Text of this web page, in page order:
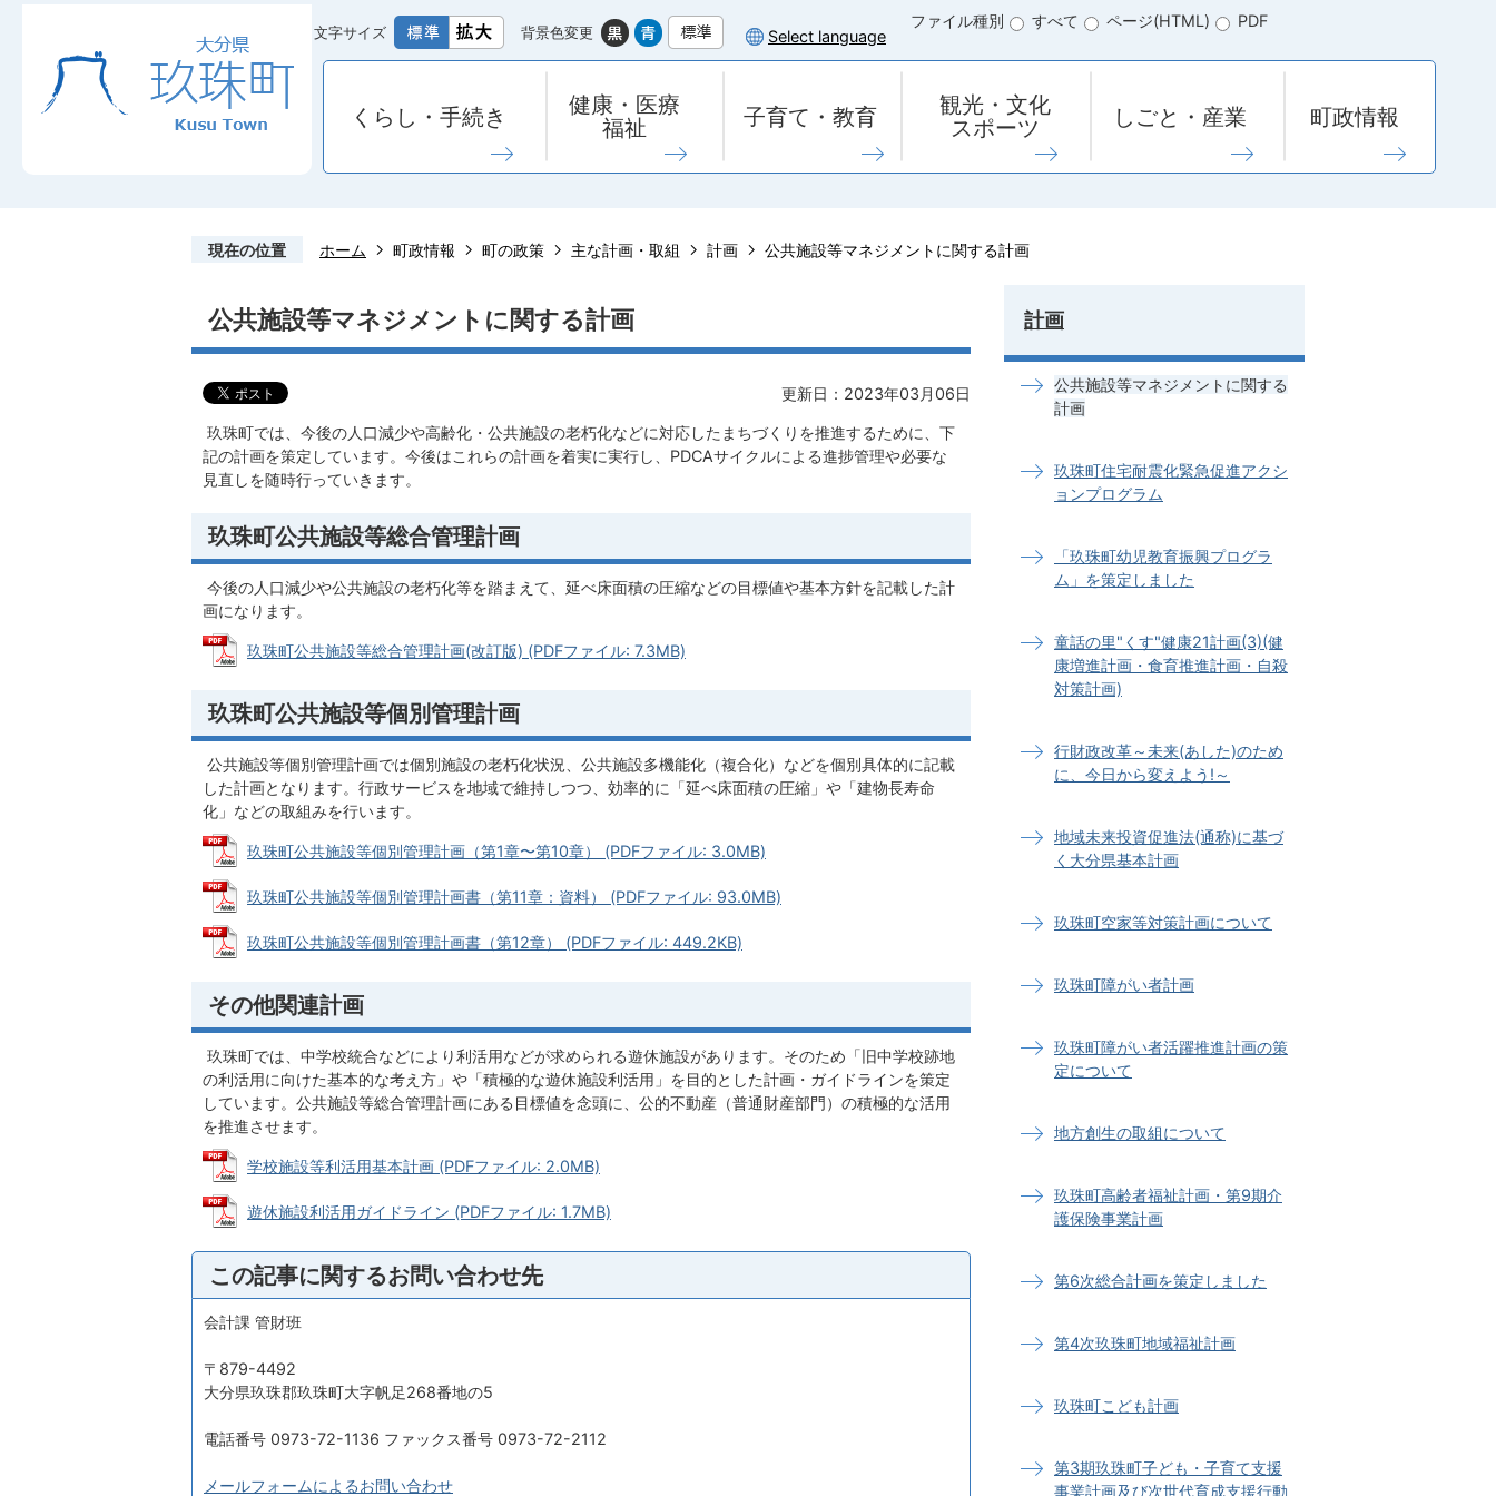
文字サイズ 背景色変更 Select language
ファイル種別 すべて ページ(HTML) PDF
くらし・手続き
健康・医療
福祉
子育て・教育
観光・文化
スポーツ
しごと・産業 町政情報
現在の位置 ホーム 町政情報 町の政策 主な計画・取組 計画 公共施設等マネジメントに関する計画
公共施設等マネジメントに関する計画
更新日：2023年03月06日
玖珠町では、今後の人口減少や高齢化・公共施設の老朽化などに対応したまちづくりを推進するために、下
記の計画を策定しています。今後はこれらの計画を着実に実行し、PDCAサイクルによる進捗管理や必要な
見直しを随時行っていきます。
玖珠町公共施設等総合管理計画
今後の人口減少や公共施設の老朽化等を踏まえて、延べ床面積の圧縮などの目標値や基本方針を記載した計
画になります。
玖珠町公共施設等総合管理計画(改訂版) (PDFファイル: 7.3MB)
玖珠町公共施設等個別管理計画
公共施設等個別管理計画では個別施設の老朽化状況、公共施設多機能化（複合化）などを個別具体的に記載
した計画となります。行政サービスを地域で維持しつつ、効率的に「延べ床面積の圧縮」や「建物長寿命
化」などの取組みを行います。
玖珠町公共施設等個別管理計画（第1章〜第10章） (PDFファイル: 3.0MB)
玖珠町公共施設等個別管理計画書（第11章：資料） (PDFファイル: 93.0MB)
玖珠町公共施設等個別管理計画書（第12章） (PDFファイル: 449.2KB)
その他関連計画
玖珠町では、中学校統合などにより利活用などが求められる遊休施設があります。そのため「旧中学校跡地
の利活用に向けた基本的な考え方」や「積極的な遊休施設利活用」を目的とした計画・ガイドラインを策定
しています。公共施設等総合管理計画にある目標値を念頭に、公的不動産（普通財産部門）の積極的な活用
を推進させます。
学校施設等利活用基本計画 (PDFファイル: 2.0MB)
遊休施設利活用ガイドライン (PDFファイル: 1.7MB)
この記事に関するお問い合わせ先
会計課 管財班
〒879-4492
大分県玖珠郡玖珠町大字帆足268番地の5
電話番号 0973-72-1136 ファックス番号 0973-72-2112
メールフォームによるお問い合わせ
計画
公共施設等マネジメントに関する
計画
玖珠町住宅耐震化緊急促進アクシ
ョンプログラム
「玖珠町幼児教育振興プログラ
ム」を策定しました
童話の里"くす"健康21計画(3)(健
康増進計画・食育推進計画・自殺
対策計画)
行財政改革～未来(あした)のため
に、今日から変えよう!～
地域未来投資促進法(通称)に基づ
く大分県基本計画
玖珠町空家等対策計画について
玖珠町障がい者計画
玖珠町障がい者活躍推進計画の策
定について
地方創生の取組について
玖珠町高齢者福祉計画・第9期介
護保険事業計画
第6次総合計画を策定しました
第4次玖珠町地域福祉計画
玖珠町こども計画
第3期玖珠町子ども・子育て支援
事業計画及び次世代育成支援行動